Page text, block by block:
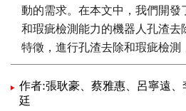
動的需求。在本文中，我們開
和瑕疵檢測能力的機器人孔渣去
特徵，進行孔渣去除和瑕疵檢測
Only Look Once）算法進行物
是膝關節股骨植入物。首先，我
法來精確定位工件的夾持孔。然
作者:張耿豪、蔡雅惠、呂寧遠
廷